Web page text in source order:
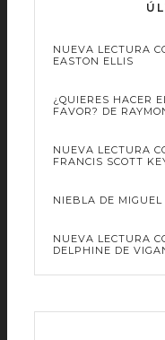
NUEVA LECTURA
EASTON ELLIS
¿QUIERES HACER
FAVOR? DE
NUEVA LECTURA
FRANCIS SCOTT
NIEBLA DE
NUEVA LECTURA
DELPHINE DE